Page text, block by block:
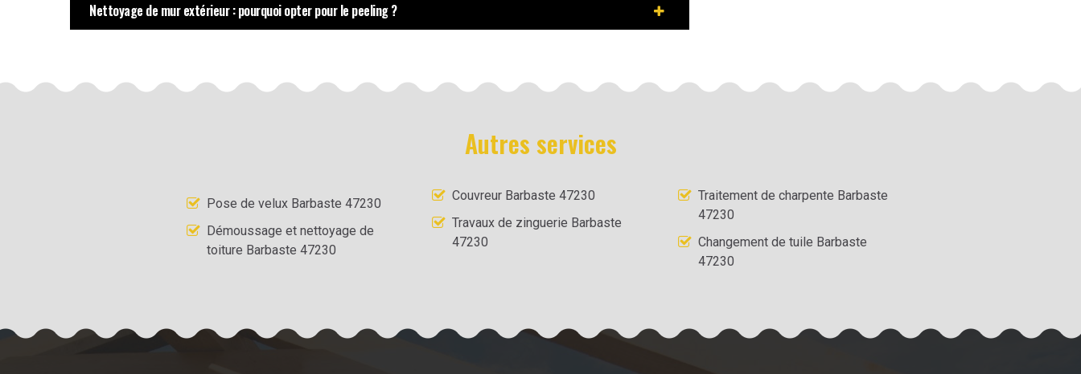
Nettoyage de mur extérieur : pourquoi opter pour le peeling ?
Autres services
Pose de velux Barbaste 47230
Démoussage et nettoyage de
toiture Barbaste 47230
Couvreur Barbaste 47230
Travaux de zinguerie Barbaste
47230
Traitement de charpente Barbaste
47230
Changement de tuile Barbaste
47230